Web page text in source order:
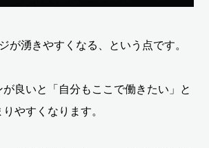
が湧きやすくなる、という点です。
良いと「自分もここで働きたい」と
やすくなります。